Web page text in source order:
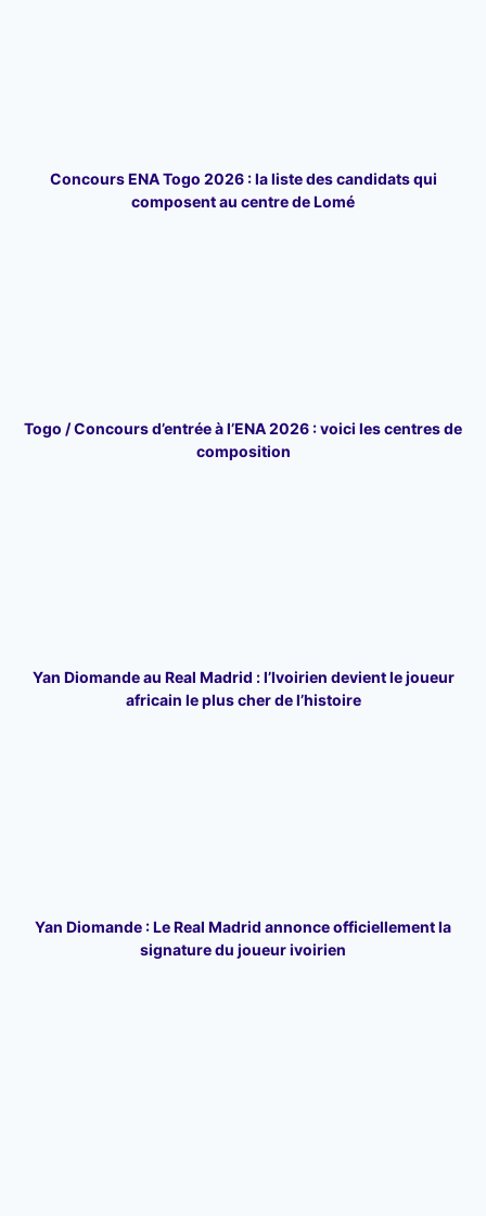
Concours ENA Togo 2026 : la liste des candidats qui
composent au centre de Lomé
Togo / Concours d’entrée à l’ENA 2026 : voici les centres de
composition
Yan Diomande au Real Madrid : l’Ivoirien devient le joueur
africain le plus cher de l’histoire
Yan Diomande : Le Real Madrid annonce officiellement la
signature du joueur ivoirien